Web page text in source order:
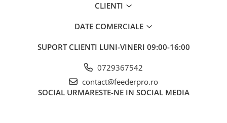
CLIENTI
DATE COMERCIALE
SUPORT CLIENTI LUNI-VINERI 09:00-16:00
0729367542
contact@feederpro.ro
SOCIAL URMARESTE-NE IN SOCIAL MEDIA